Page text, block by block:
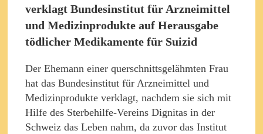
verklagt Bundesinstitut für Arzneimittel
und Medizinprodukte auf Herausgabe
tödlicher Medikamente für Suizid
Der Ehemann einer querschnittsgelähmten Frau
hat das Bundesinstitut für Arzneimittel und
Medizinprodukte verklagt, nachdem sie sich mit
Hilfe des Sterbehilfe-Vereins Dignitas in der
Schweiz das Leben nahm, da zuvor das Institut